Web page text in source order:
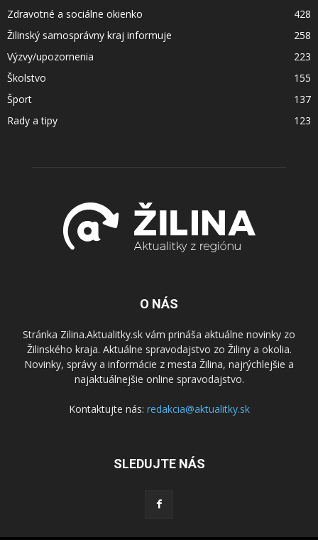
Zdravotné a sociálne okienko
428
Žilinský samosprávny kraj informuje
258
Výzvy/upozornenia
223
Školstvo
155
Šport
137
Rady a tipy
123
O NÁS
Stránka Zilina.Aktualitky.sk vám prináša aktuálne novinky zo
Žilinského kraja. Aktuálne spravodajstvo zo Žiliny a okolia.
Novinky, správy a informácie z mesta Žilina, najrýchlejšie a
najaktuálnejšie online spravodajstvo.
Kontaktujte nás: redakcia@aktualitky.sk
SLEDUJTE NÁS